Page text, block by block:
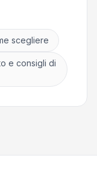
scegliere
e consigli di